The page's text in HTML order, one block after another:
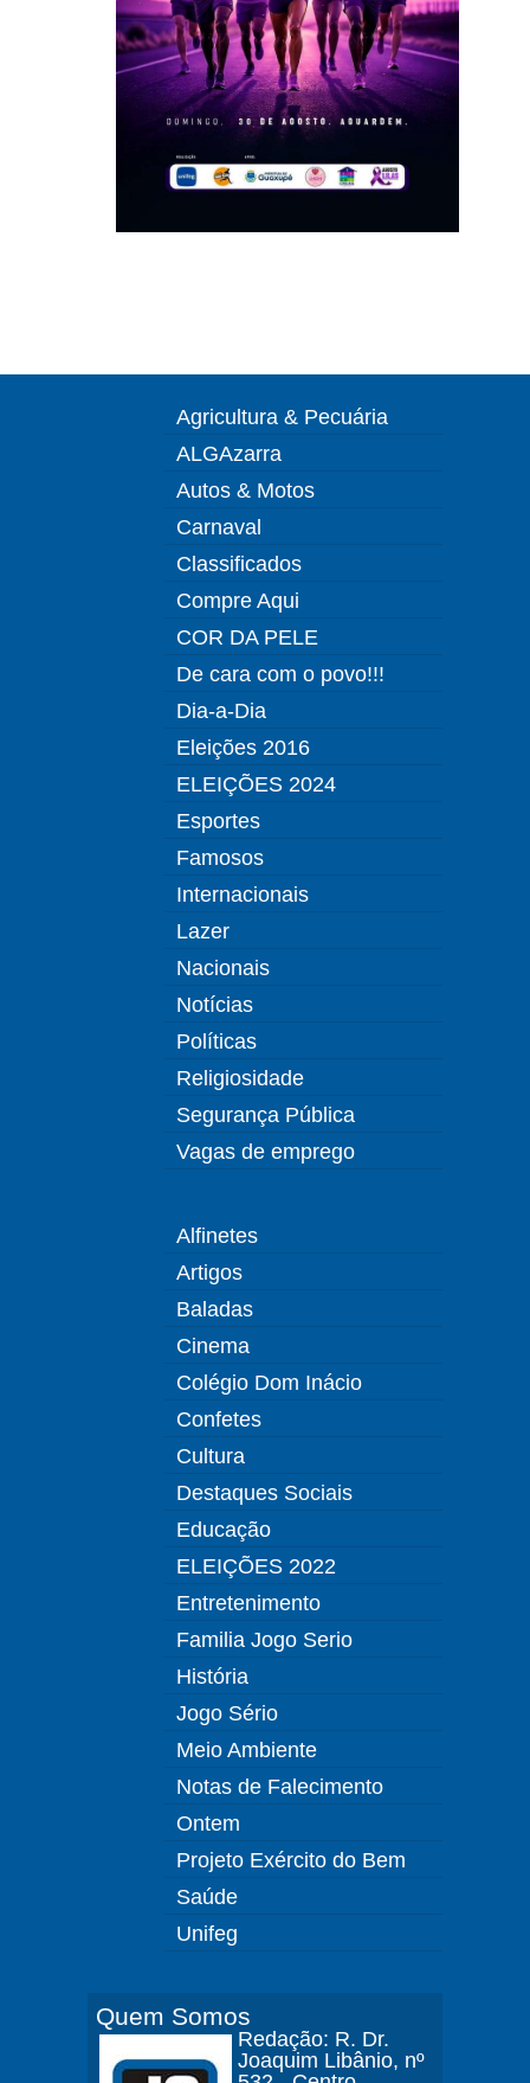
Agricultura & Pecuária
ALGAzarra
Autos & Motos
Carnaval
Classificados
Compre Aqui
COR DA PELE
De cara com o povo!!!
Dia-a-Dia
Eleições 2016
ELEIÇÕES 2024
Esportes
Famosos
Internacionais
Lazer
Nacionais
Notícias
Políticas
Religiosidade
Segurança Pública
Vagas de emprego
Alfinetes
Artigos
Baladas
Cinema
Colégio Dom Inácio
Confetes
Cultura
Destaques Sociais
Educação
ELEIÇÕES 2022
Entretenimento
Familia Jogo Serio
História
Jogo Sério
Meio Ambiente
Notas de Falecimento
Ontem
Projeto Exército do Bem
Saúde
Unifeg
Quem Somos
Redação: R. Dr.
Joaquim Libânio, nº